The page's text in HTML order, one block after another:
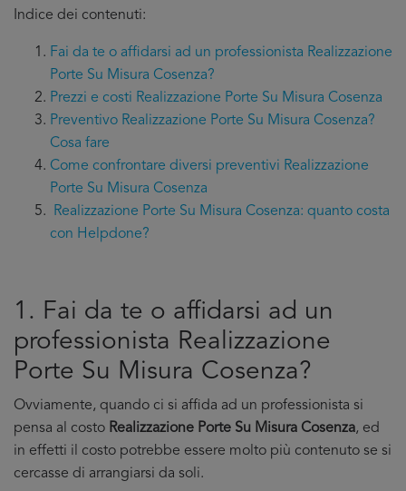
Indice dei contenuti:
Fai da te o affidarsi ad un professionista Realizzazione
Porte Su Misura Cosenza?
Prezzi e costi Realizzazione Porte Su Misura Cosenza
Preventivo Realizzazione Porte Su Misura Cosenza?
Cosa fare
Come confrontare diversi preventivi Realizzazione
Porte Su Misura Cosenza
Realizzazione Porte Su Misura Cosenza: quanto costa
con Helpdone?
1. Fai da te o affidarsi ad un
professionista Realizzazione
Porte Su Misura Cosenza?
Ovviamente, quando ci si affida ad un professionista si
pensa al costo Realizzazione Porte Su Misura Cosenza, ed
in effetti il costo potrebbe essere molto più contenuto se si
cercasse di arrangiarsi da soli.